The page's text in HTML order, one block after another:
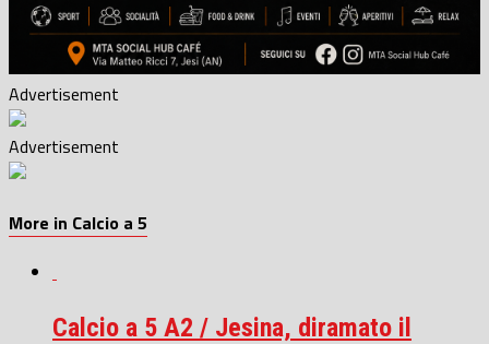
Advertisement
Advertisement
More in Calcio a 5
Calcio a 5 A2 / Jesina, diramato il